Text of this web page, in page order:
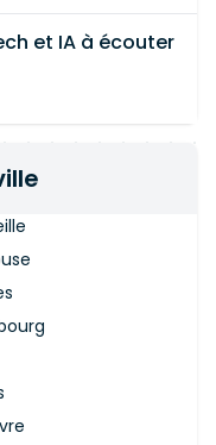
et IA à écouter